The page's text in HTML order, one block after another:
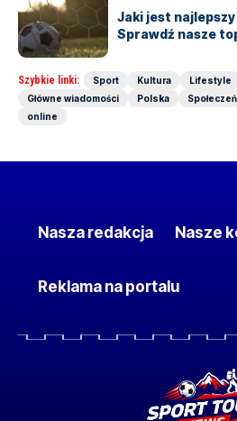
Jaki jest
Sprawdź nasze
Szybkie linki: Sport Kultura Lifestyle
Główne wiadomości
Polska
online
Nasza redakcja Nasze
Reklama na portalu